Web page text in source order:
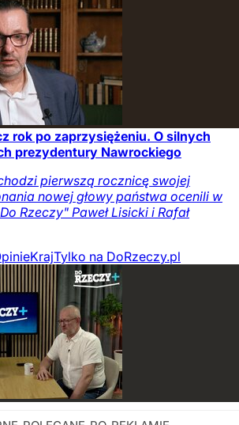
rok po zaprzysiężeniu. O silnych
prezydentury Nawrockiego
pierwszą rocznicę swojej
nowej głowy państwa ocenili w
Rzeczy" Paweł Lisicki i Rafał
KrajTylko na DoRzeczy.pl